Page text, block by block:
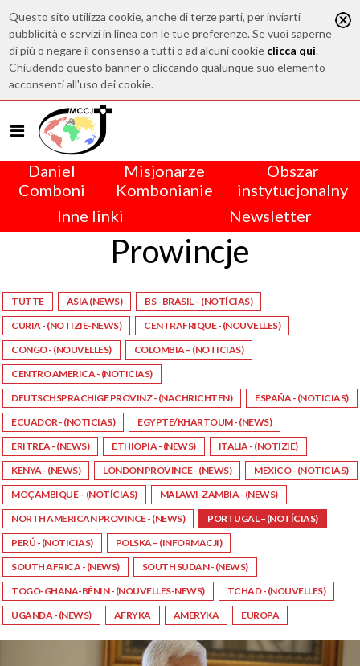
Questo sito utilizza cookie, anche di terze parti, per inviarti
pubblicità e servizi in linea con le tue preferenze. Se vuoi saperne
di più o negare il consenso a tutti o ad alcuni cookie clicca qui.
Chiudendo questo banner o cliccando qualunque suo elemento
acconsenti all'uso dei cookie.
Daniel
Comboni
Misjonarze
Kombonianie
Obszar
instytucjonalny
Inne linki
Newsletter
Prowincje
TUTTE ASIA (NEWS)
BS - BRASIL – (NOTÍCIAS)
CURIA - (NOTIZIE-NEWS)
CENTRAFRIQUE - (NOUVELLES)
CONGO - (NOUVELLES)
COLOMBIA – (NOTICIAS)
CENTRO AMERICA - (NOTICIAS)
DEUTSCHSPRACHIGE PROVINZ - (NACHRICHTEN)
ESPAÑA - (NOTICIAS)
ECUADOR - (NOTICIAS)
EGYPTE/KHARTOUM - (NEWS)
ERITREA - (NEWS)
ETHIOPIA - (NEWS)
ITALIA - (NOTIZIE)
KENYA - (NEWS)
LONDON PROVINCE - (NEWS)
MEXICO - (NOTICIAS)
MOÇAMBIQUE – (NOTÍCIAS)
MALAWI-ZAMBIA - (NEWS)
NORTH AMERICAN PROVINCE - (NEWS)
PORTUGAL – (NOTÍCIAS)
PERÚ - (NOTICIAS)
POLSKA – (INFORMACJI)
SOUTH AFRICA - (NEWS)
SOUTH SUDAN - (NEWS)
TOGO-GHANA-BÉNIN - (NOUVELLES-NEWS)
TCHAD - (NOUVELLES)
UGANDA - (NEWS)
AFRYKA AMERYKA EUROPA